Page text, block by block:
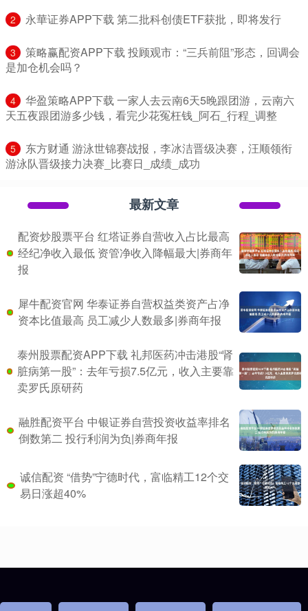
2 ​永華证券APP下载 第二批科创债ETF获批，即将发行
3
​策略赢配资APP下载 投顾观市：“三兵前阻”形态，回调会
是加仓机会吗？
4
​华盈策略APP下载 一家人去云南6天5晚跟团游，云南六
天五夜跟团游多少钱，看完少花冤枉钱_阿石_行程_调整
5
​东方财通 游泳世锦赛战报，李冰洁晋级决赛，汪顺领衔
游泳队晋级接力决赛_比赛日_成绩_成功
最新文章
配资炒股票平台 红塔证券自营收入占比最高
经纪净收入最低 资管净收入降幅最大|券商年
报
犀牛配资官网 华泰证券自营权益类资产占净
资本比值最高 员工减少人数最多|券商年报
泰州股票配资APP下载 礼邦医药冲击港股“肾
脏病第一股”：去年亏损7.5亿元，收入主要靠
卖罗氏原研药
融胜配资平台 中银证券自营投资收益率排名
倒数第二 投行利润为负|券商年报
诚信配资 “借势”宁德时代，富临精工12个交
易日涨超40%